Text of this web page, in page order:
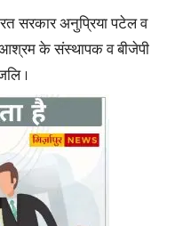
सरकार अनुप्रिया पटेल व
आश्रम के संस्थापक व बीजेपी
।